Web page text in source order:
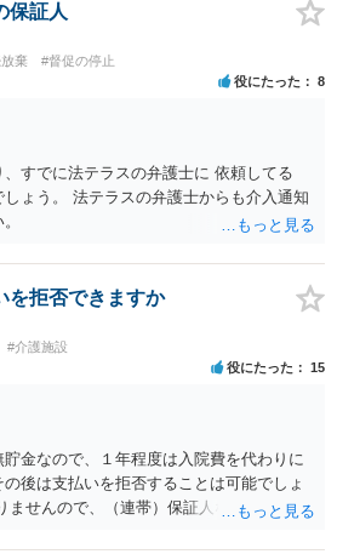
保証人
棄 #督促の停止
役にたった 8
すでに法テラスの弁護士に 依頼してる
ょう。 法テラスの弁護士からも介入通知
を拒否できますか
#介護施設
役にたった 15
金なので、１年程度は入院費を代わりに
後は支払いを拒否することは可能でしょ
ませんので、（連帯）保証人などにならな